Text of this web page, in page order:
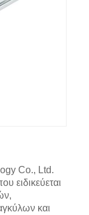
Co., Ltd.
ειδικεύεται
και